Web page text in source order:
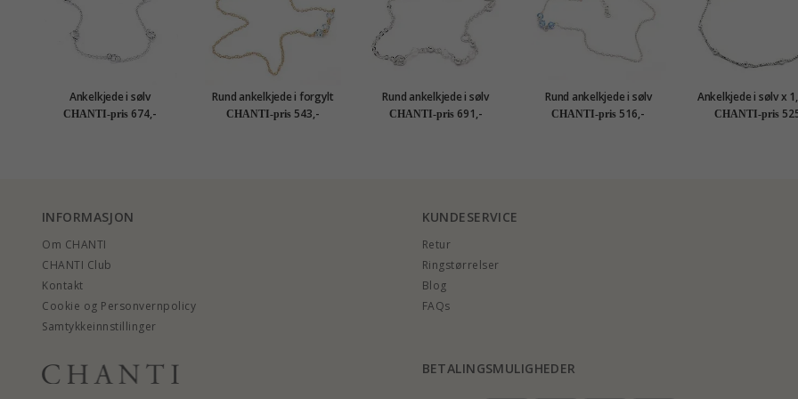
Ankelkjede i sølv
CHANTI-pris 674,-
Rund ankelkjede i forgylt
sølv
CHANTI-pris 543,-
Rund ankelkjede i sølv
CHANTI-pris 691,-
Rund ankelkjede i sølv
CHANTI-pris 516,- CHANTI-pris
INFORMASJON
Om CHANTI
CHANTI Club
Kontakt
Cookie og Personvernpolicy
Samtykkeinnstillinger
KUNDESERVICE
Retur
Ringstørrelser
Blog
FAQs
BETALINGSMULIGHEDER